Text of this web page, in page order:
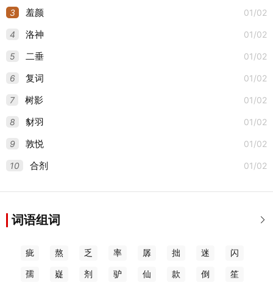
3 01/02
羞颜
4 01/02
洛神
5 01/02
二垂
6 01/02
复词
7 01/02
树影
8 01/02
豺羽
9 01/02
敦悦
10 01/02
合剂

词语组词
疵 熬 乏 率 孱 拙 迷 闪
孺 嶷 剂 驴 仙 款 倒 笙